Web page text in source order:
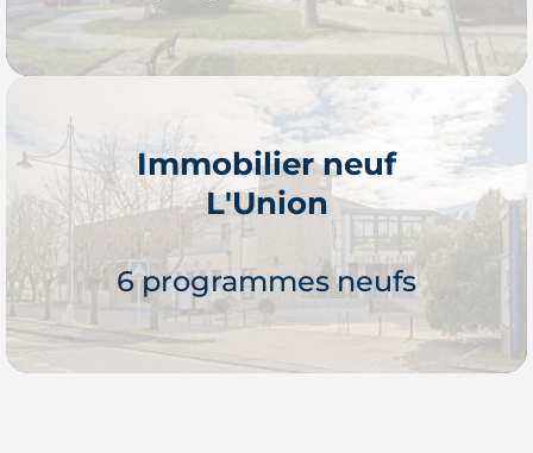
Immobilier neuf
L'Union
6 programmes neufs